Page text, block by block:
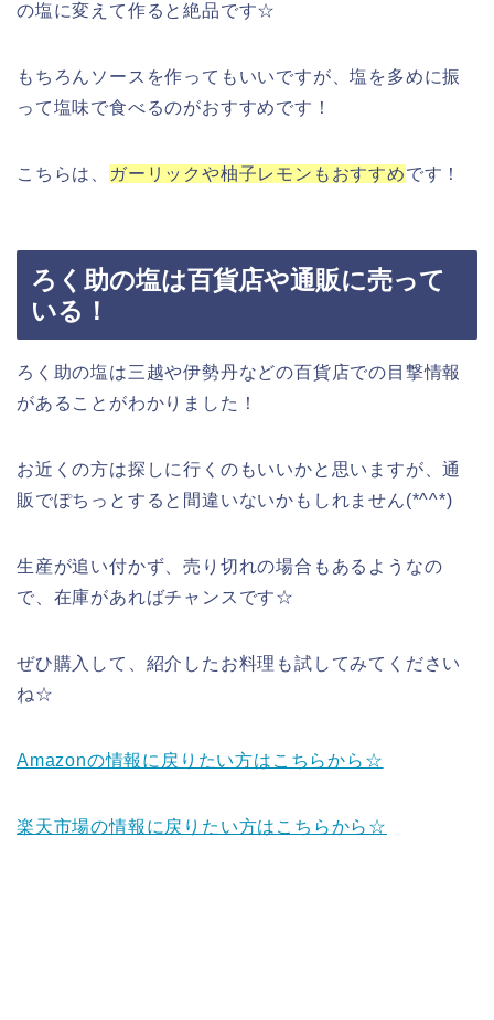
の塩に変えて作ると絶品です☆
もちろんソースを作ってもいいですが、塩を多めに振
って塩味で食べるのがおすすめです！
こちらは、 ガーリックや柚子レモンもおすすめです！
ろく助の塩は百貨店や通販に売って
いる！
ろく助の塩は三越や伊勢丹などの百貨店での目撃情報
があることがわかりました！
お近くの方は探しに行くのもいいかと思いますが、通
販でぽちっとすると間違いないかもしれません(*^^*)
生産が追い付かず、売り切れの場合もあるようなの
で、在庫があればチャンスです☆
ぜひ購入して、紹介したお料理も試してみてください
ね☆
Amazonの情報に戻りたい方はこちらから☆
楽天市場の情報に戻りたい方はこちらから☆